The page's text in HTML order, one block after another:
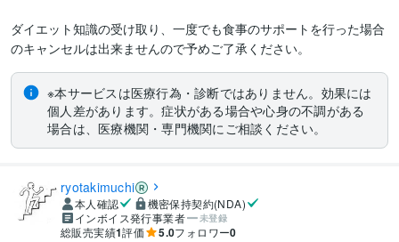
ダイエット知識の受け取り、一度でも食事のサポートを行った場合
のキャンセルは出来ませんので予めご了承ください。
※本サービスは医療行為・診断ではありません。効果には
個人差があります。症状がある場合や心身の不調がある
場合は、医療機関・専門機関にご相談ください。
ryotakimuchi
本人確認
機密保持契約(NDA)
インボイス発行事業者
未登録
総販売実績1評価 5.0フォロワー0